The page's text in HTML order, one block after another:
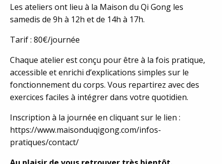
Les ateliers ont lieu à la Maison du Qi Gong les
samedis de 9h à 12h et de 14h à 17h.
Tarif : 80€/journée
Chaque atelier est conçu pour être à la fois pratique,
accessible et enrichi d’explications simples sur le
fonctionnement du corps. Vous repartirez avec des
exercices faciles à intégrer dans votre quotidien.
Inscription à la journée en cliquant sur le lien :
https://www.maisonduqigong.com/infos-
pratiques/contact/